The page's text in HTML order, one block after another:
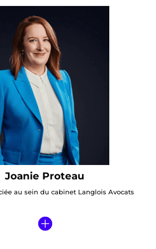
Joanie Proteau
au sein du cabinet Langlois Avocats